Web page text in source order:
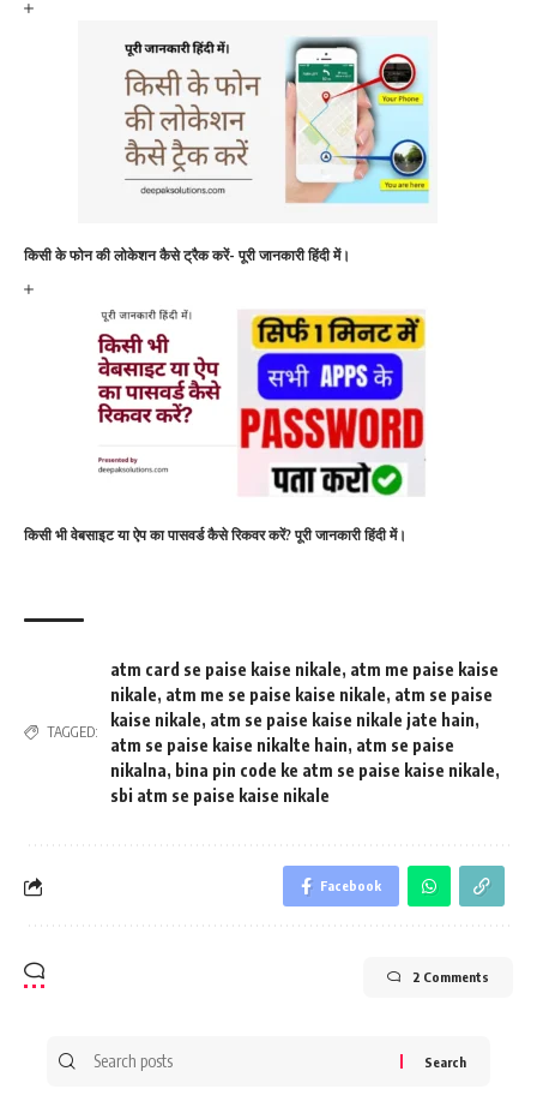
किसी के फोन की लोकेशन कैसे ट्रैक करें- पूरी जानकारी हिंदी में।
किसी भी वेबसाइट या ऐप का पासवर्ड कैसे रिकवर करें? पूरी जानकारी हिंदी में।
TAGGED:
atm card se paise kaise nikale, atm me paise kaise
nikale, atm me se paise kaise nikale, atm se paise
kaise nikale, atm se paise kaise nikale jate hain,
atm se paise kaise nikalte hain, atm se paise
nikalna, bina pin code ke atm se paise kaise nikale,
sbi atm se paise kaise nikale
Facebook
2 Comments
Search